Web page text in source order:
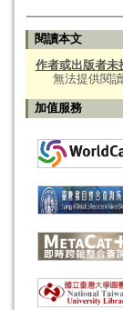
閱讀本文
作者或出版者未
無法提供閱讀
加值服務